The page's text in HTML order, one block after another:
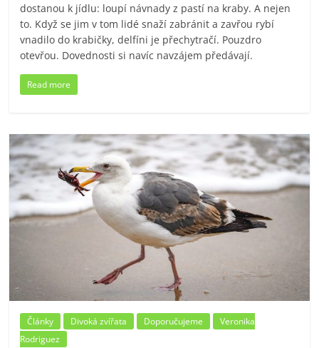
dostanou k jídlu: loupí návnady z pastí na kraby. A nejen
to. Když se jim v tom lidé snaží zabránit a zavřou rybí
vnadilo do krabičky, delfíni je přechytračí. Pouzdro
otevřou. Dovednosti si navíc navzájem předávají.
Read more
Články Divoká zvířata Doporučujeme
Veronika
Rodriguez